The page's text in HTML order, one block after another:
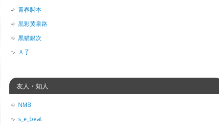
青春脚本
黒彩黄泉路
黒猫銀次
Ａ子
友人・知人
NMB
s_e_beat